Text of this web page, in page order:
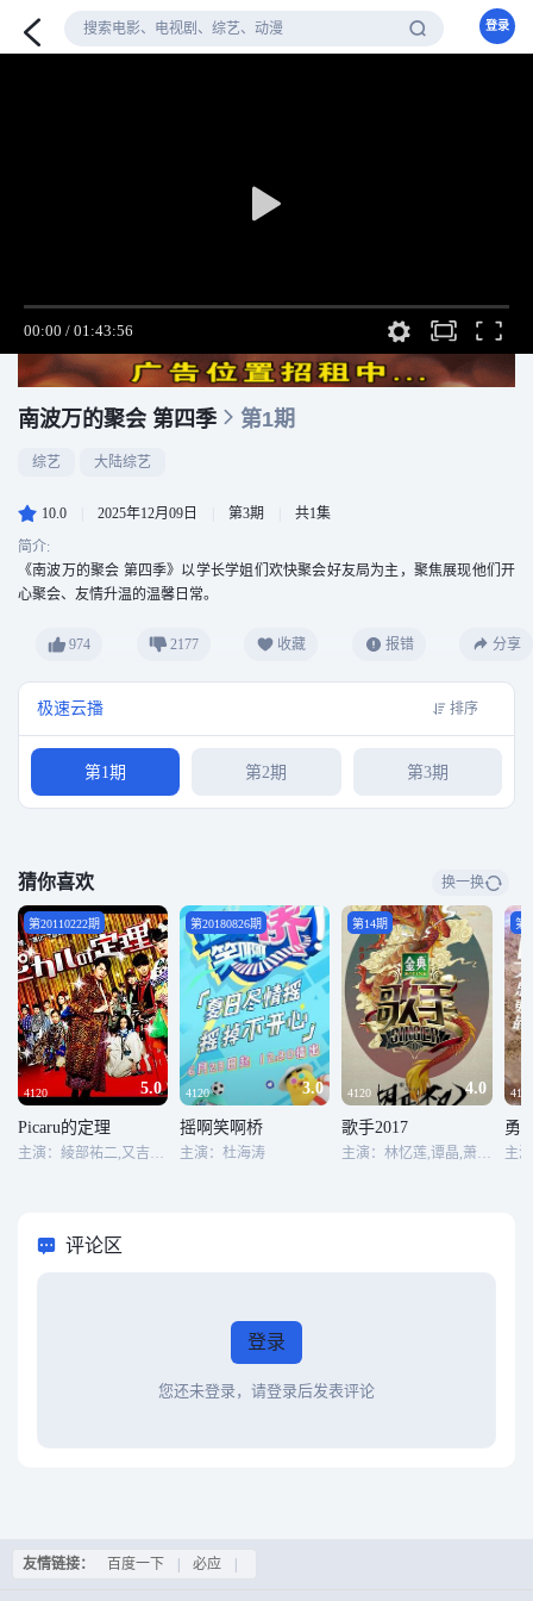
登录
南波万的聚会 第四季 第1期
综艺 大陆综艺
10.0 2025年12月09日 第3期
共1集
简介:
《南波万的聚会 第四季》以学长学姐们欢快聚会好友局为主，聚焦展现他们开
心聚会、友情升温的温馨日常。
974 2177 收藏 报错 分享
极速云播 排序
第1期 第2期 第3期
猜你喜欢 换一换
4120 5.0
第20110222期
Picaru的定理
主演：綾部祐二,又吉直樹,渡辺直美,吉村崇,徳井健太,岩井勇気,澤部佑,西森洋一,大林健二,大悟,ノブ,加賀美セイラ,西内まりや
4120 3.0
第20180826期
摇啊笑啊桥
主演：杜海涛
4120 4.0
第14期
歌手2017
主演：林忆莲,谭晶,萧敬腾,迪玛希·库达依别列根,杜丽莎,光良,袁娅维,赵雷,张杰,林志炫,侧田,李健,张碧晨,彭佳慧,梁博
4120
第
勇
评论区
登录
您还未登录，请登录后发表评论
友情链接： 百度一下 必应